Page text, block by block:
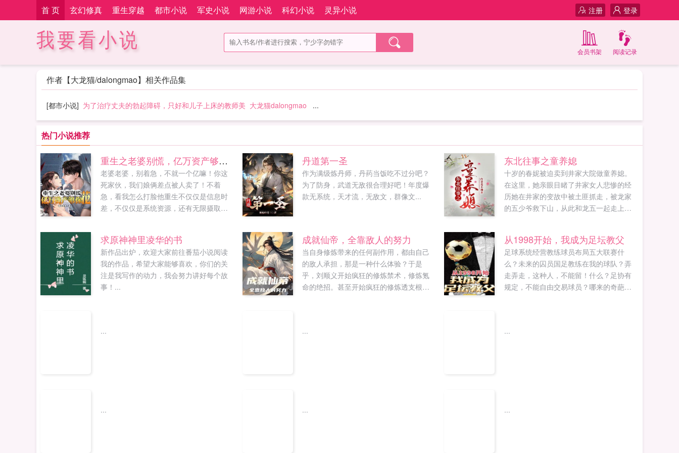
首 页 玄幻修真 重生穿越 都市小说 军史小说 网游小说 科幻小说 灵异小说 登录
注册
我要看小说 阅读记录
会员书架
作者【大龙猫/dalongmao】相关作品集
[都市小说] 为了治疗丈夫的勃起障碍，只好和儿子上床的教师美 大龙猫dalongmao ...
热门小说推荐
重生之老婆别慌，亿万资产够你花
老婆老婆，别着急，不就一个亿嘛！你这
死家伙，我们娘俩差点被人卖了！不着
急，看我怎么打脸他重生不仅仅是信息时
差，不仅仅是系统资源，还有无限摄取的
在眼里我就不信亿万财富砸不翻你！魂穿
带着无限超前点子换财富，这个想法可是
爽到家了！...
丹道第一圣
作为满级炼丹师，丹药当饭吃不过分吧？
为了防身，武道无敌很合理好吧！年度爆
款无系统，天才流，无敌文，群像文...
东北往事之童养媳
十岁的春妮被迫卖到井家大院做童养媳。
在这里，她亲眼目睹了井家女人悲惨的经
历她在井家的变故中被土匪抓走，被龙家
的五少爷救下山，从此和龙五一起走上抗
求原神神里凌华的书
新作品出炉，欢迎大家前往番茄小说阅读
我的作品，希望大家能够喜欢，你们的关
注是我写作的动力，我会努力讲好每个故
事！...
成就仙帝，全靠敌人的努力
当自身修炼带来的任何副作用，都由自己
的敌人承担，那是一种什么体验？于是
乎，刘顺义开始疯狂的修炼禁术，修炼氪
命的绝招。甚至开始疯狂的修炼透支根基
敌人的修炼天赋修炼。什么，你说你要与
从1998开始，我成为足坛教父
足球系统经营教练球员布局五大联赛什
么？未来的囚员国足教练在我的球队？弄
走弄走，这种人，不能留！什么？足协有
规定，不能自由交易球员？哪来的奇葩规
断，整个足球体系即将崩坏。秦风怒了！
... ... ...
... ... ...